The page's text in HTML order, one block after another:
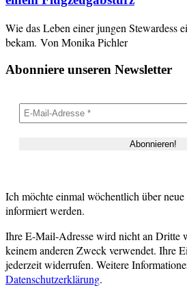
Wie das Leben einer jungen Stewardess
bekam. Von Monika Pichler
Abonniere unseren Newsletter
Ich möchte einmal wöchentlich über
informiert werden.
Ihre E-Mail-Adresse wird nicht an Dritte
keinem anderen Zweck verwendet. Ihre
jederzeit widerrufen. Weitere
Datenschutzerklärung.